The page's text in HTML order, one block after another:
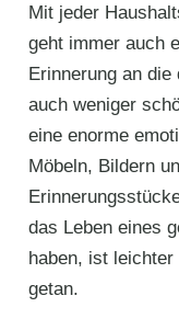
Mit jeder
geht immer auch
Erinnerung an die
auch weniger
eine enorme
Möbeln, Bildern
das Leben eines
haben, ist
getan.